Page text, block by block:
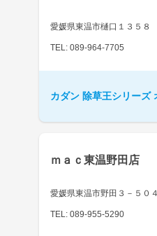
愛媛県東温市樋口１３５８
TEL: 089-964-7705
カダン 除草王シリーズ
ｍａｃ東温野田店
愛媛県東温市野田３－５０
TEL: 089-955-5290